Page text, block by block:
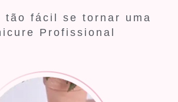
tão fácil se tornar uma
Profissional